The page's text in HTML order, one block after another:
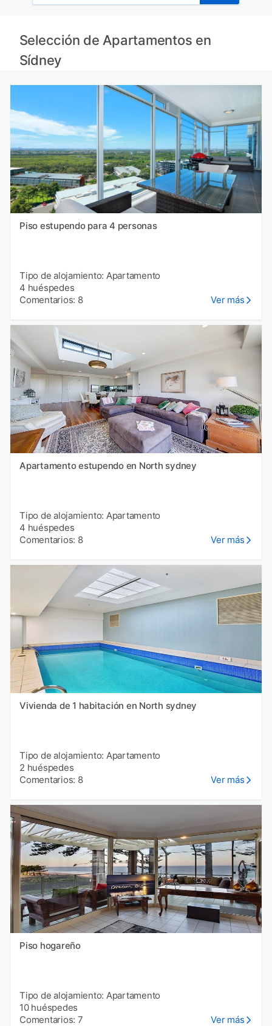
Selección de Apartamentos en
Sídney
Piso estupendo para 4 personas
Tipo de alojamiento: Apartamento
4 huéspedes
Comentarios: 8
Ver más
Apartamento estupendo en North sydney
Tipo de alojamiento: Apartamento
4 huéspedes
Comentarios: 8
Ver más
Vivienda de 1 habitación en North sydney
Tipo de alojamiento: Apartamento
2 huéspedes
Comentarios: 8
Ver más
Piso hogareño
Tipo de alojamiento: Apartamento
10 huéspedes
Comentarios: 7
Ver más